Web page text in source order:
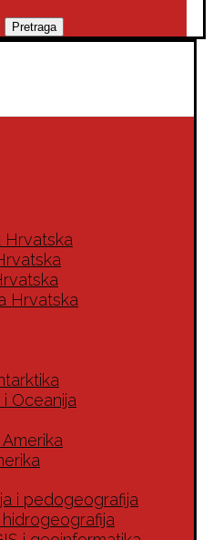
Pretraga
Hrvatska
Hrvatska
Oceanija
i pedogeografija